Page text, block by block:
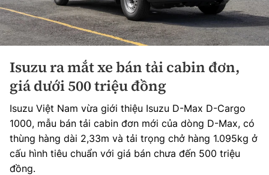
Isuzu ra mắt xe bán tải cabin đơn,
giá dưới 500 triệu đồng
Isuzu Việt Nam vừa giới thiệu Isuzu D-Max D-Cargo
1000, mẫu bán tải cabin đơn mới của dòng D-Max, có
thùng hàng dài 2,33m và tải trọng chở hàng 1.095kg ở
cấu hình tiêu chuẩn với giá bán chưa đến 500 triệu
đồng.